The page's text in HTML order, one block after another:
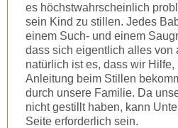
es höchstwahrscheinlich
sein Kind zu stillen. Jedes
einem Such- und einem
dass sich eigentlich alles von
natürlich ist es, dass wir Hilfe,
Anleitung beim Stillen
durch unsere Familie. Da
nicht gestillt haben, kann
Seite erforderlich sein.